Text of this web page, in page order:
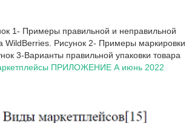
1- Примеры правильной и неправильной
WildBerries. Рисунок 2- Примеры маркировки
3-Варианты правильной упаковки товара
ПРИЛОЖЕНИЕ А июнь 2022